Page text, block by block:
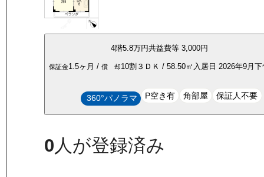
4階5.8万円共益費等3,000円
保証金1.5ヶ月 /償 却10割 ３ＤＫ /58.50㎡ 入居日2026年9月下
360°パノラマ P空き有 角部屋 保証人不要
0人が登録済み